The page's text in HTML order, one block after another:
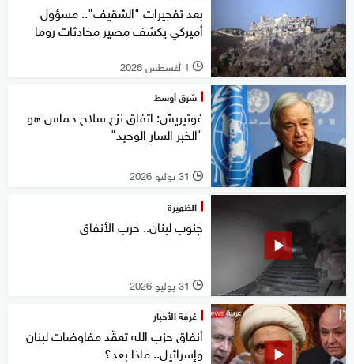
بعد تفجيرات "الشقيف".. مسؤول
أميركي يكشف مصير محادثات روما
l 1 أغسطس 2026
شرق أوسط
غوتيريش: اتفاق نزع سلاح حماس هو
"الخبر السار الوحيد"
l 31 يوليو 2026
الظهيرة
جنوب لبنان.. حرب الأنفاق
l 31 يوليو 2026
غرفة الأخبار
أنفاق حزب الله تعقّد مفاوضات لبنان
وإسرائيل.. ماذا بعد؟